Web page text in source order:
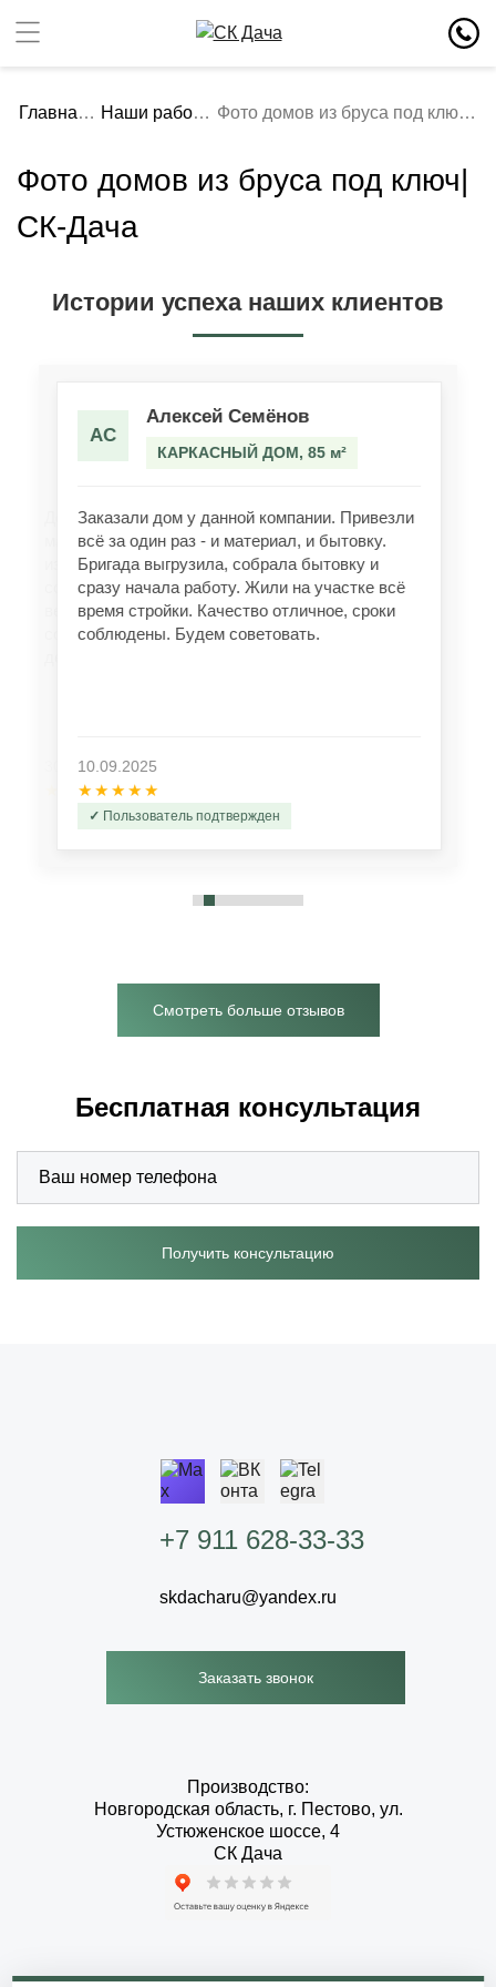
Главная Наши работы Фото домов из бруса под ключ| СК-Дача
Фото домов из бруса под ключ|
СК-Дача
Истории успеха наших клиентов
АС
Алексей Семёнов
КАРКАСНЫЙ ДОМ, 85 м²
Заказали дом у данной компании. Привезли
всё за один раз - и материал, и бытовку.
Бригада выгрузила, собрала бытовку и
сразу начала работу. Жили на участке всё
время стройки. Качество отличное, сроки
соблюдены. Будем советовать.
10.09.2025
★★★★★
Пользователь подтвержден
Смотреть больше отзывов
Бесплатная консультация
Получить консультацию
+7 911 628-33-33
skdacharu@yandex.ru
Заказать звонок
Производство:
Новгородская область, г. Пестово, ул.
Устюженское шоссе, 4
СК Дача
2010-2026 © СК Дача - Дома и бани от производителя